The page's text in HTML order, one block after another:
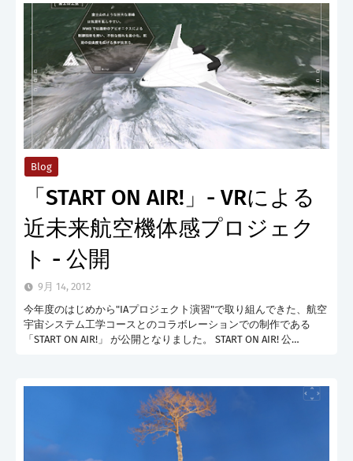
Blog
「START ON AIR!」- VRによる
近未来航空機体感プロジェク
ト - 公開
9月 14, 2012
今年度のはじめから"IAプロジェクト演習"で取り組んできた、航空
宇宙システム工学コースとのコラボレーションでの制作である
「START ON AIR!」 が公開となりました。 START ON AIR! 公…